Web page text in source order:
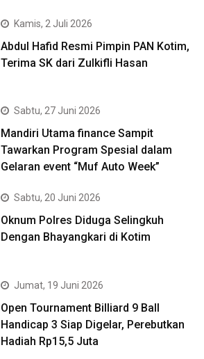
Kamis, 2 Juli 2026
Abdul Hafid Resmi Pimpin PAN Kotim,
Terima SK dari Zulkifli Hasan
Sabtu, 27 Juni 2026
Mandiri Utama finance Sampit
Tawarkan Program Spesial dalam
Gelaran event “Muf Auto Week”
Sabtu, 20 Juni 2026
Oknum Polres Diduga Selingkuh
Dengan Bhayangkari di Kotim
Jumat, 19 Juni 2026
Open Tournament Billiard 9 Ball
Handicap 3 Siap Digelar, Perebutkan
Hadiah Rp15,5 Juta